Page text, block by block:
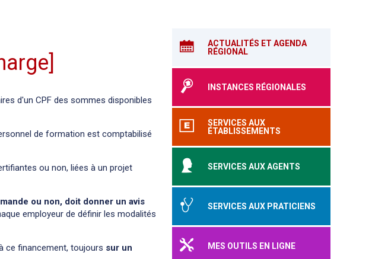
ACTUALITÉS ET AGENDA
RÉGIONAL
INSTANCES RÉGIONALES
SERVICES AUX
ÉTABLISSEMENTS
SERVICES AUX AGENTS
SERVICES AUX PRATICIENS
MES OUTILS EN LIGNE
d'un CPF des sommes disponibles
de formation est comptabilisé
ou non, liées à un projet
ou non, doit donner un avis
employeur de définir les modalités
ce financement, toujours sur un